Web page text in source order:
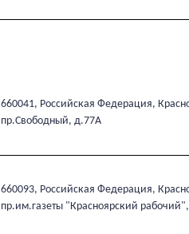
660041, Российская Федерация,
пр.Свободный, д.77А
660093, Российская Федерация,
пр.им.газеты "Красноярский